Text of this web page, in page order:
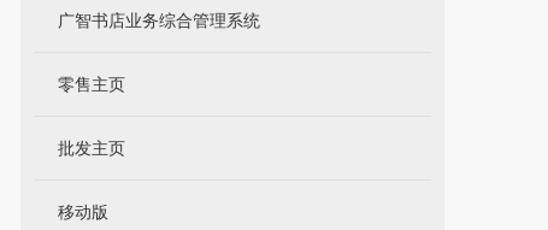
广智书店业务综合管理系统
零售主页
批发主页
移动版